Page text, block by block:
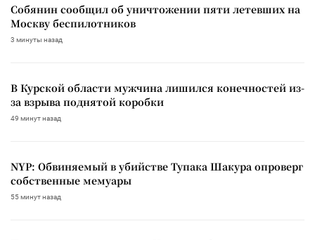
Собянин сообщил об уничтожении пяти летевших на
Москву беспилотников
3 минуты назад
В Курской области мужчина лишился конечностей из-
за взрыва поднятой коробки
49 минут назад
NYP: Обвиняемый в убийстве Тупака Шакура опроверг
собственные мемуары
55 минут назад